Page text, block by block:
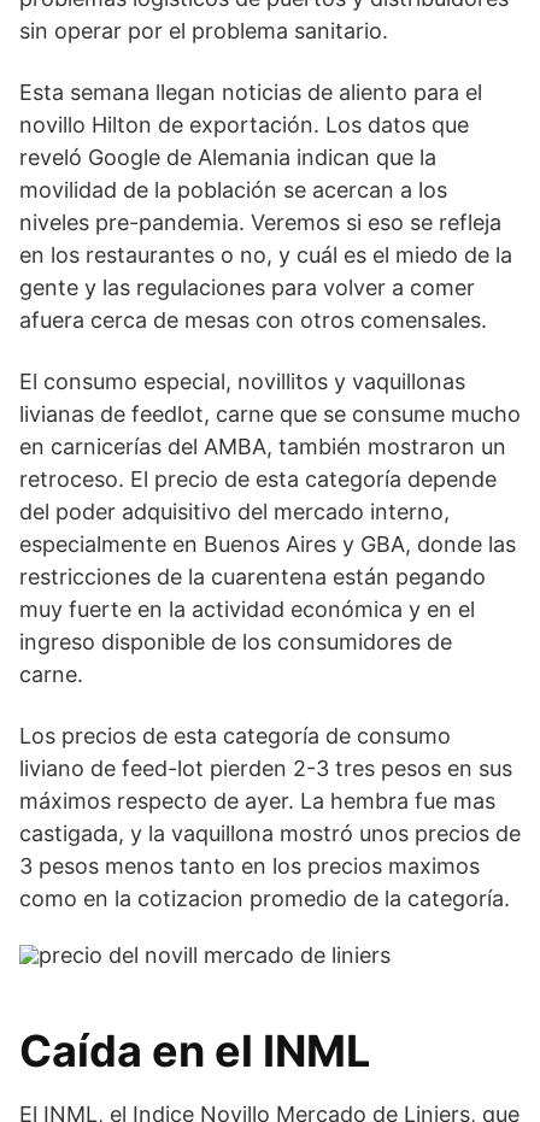
sin operar por el problema sanitario.
Esta semana llegan noticias de aliento para el
novillo Hilton de exportación. Los datos que
reveló Google de Alemania indican que la
movilidad de la población se acercan a los
niveles pre-pandemia. Veremos si eso se refleja
en los restaurantes o no, y cuál es el miedo de la
gente y las regulaciones para volver a comer
afuera cerca de mesas con otros comensales.
El consumo especial, novillitos y vaquillonas
livianas de feedlot, carne que se consume mucho
en carnicerías del AMBA, también mostraron un
retroceso. El precio de esta categoría depende
del poder adquisitivo del mercado interno,
especialmente en Buenos Aires y GBA, donde las
restricciones de la cuarentena están pegando
muy fuerte en la actividad económica y en el
ingreso disponible de los consumidores de
carne.
Los precios de esta categoría de consumo
liviano de feed-lot pierden 2-3 tres pesos en sus
máximos respecto de ayer. La hembra fue mas
castigada, y la vaquillona mostró unos precios de
3 pesos menos tanto en los precios maximos
como en la cotizacion promedio de la categoría.
Caída en el INML
El INML, el Indice Novillo Mercado de Liniers, que